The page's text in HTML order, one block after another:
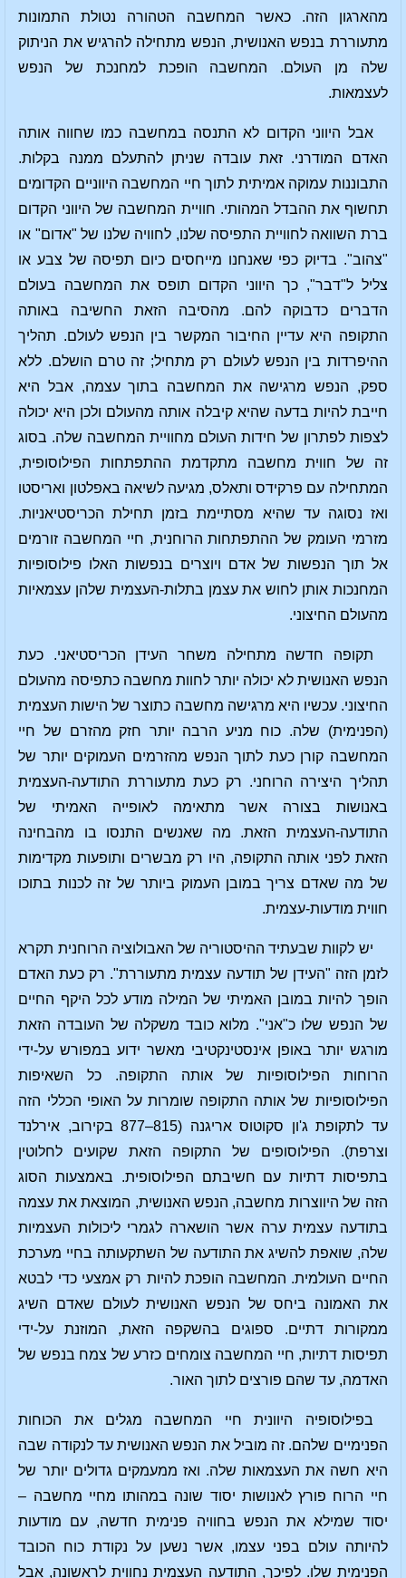
מהארגון הזה. כאשר המחשבה הטהורה נטולת התמונות
מתעוררת בנפש האנושית, הנפש מתחילה להרגיש את הניתוק
שלה מן העולם. המחשבה הופכת למחנכת של הנפש
לעצמאות.
אבל היווני הקדום לא התנסה במחשבה כמו שחווה אותה
האדם המודרני. זאת עובדה שניתן להתעלם ממנה בקלות.
התבוננות עמוקה אמיתית לתוך חיי המחשבה היווניים הקדומים
תחשוף את ההבדל המהותי. חוויית המחשבה של היווני הקדום
ברת השוואה לחוויית התפיסה שלנו, לחוויה שלנו של "אדום" או
"צהוב". בדיוק כפי שאנחנו מייחסים כיום תפיסה של צבע או
צליל ל"דבר", כך היווני הקדום תופס את המחשבה בעולם
הדברים כדבוקה להם. מהסיבה הזאת החשיבה באותה
התקופה היא עדיין החיבור המקשר בין הנפש לעולם. תהליך
ההיפרדות בין הנפש לעולם רק מתחיל; זה טרם הושלם. ללא
ספק, הנפש מרגישה את המחשבה בתוך עצמה, אבל היא
חייבת להיות בדעה שהיא קיבלה אותה מהעולם ולכן היא יכולה
לצפות לפתרון של חידות העולם מחוויית המחשבה שלה. בסוג
זה של חווית מחשבה מתקדמת ההתפתחות הפילוסופית,
המתחילה עם פרקידס ותאלס, מגיעה לשיאה באפלטון ואריסטו
ואז נסוגה עד שהיא מסתיימת בזמן תחילת הכריסטיאניות.
מזרמי העומק של ההתפתחות הרוחנית, חיי המחשבה זורמים
אל תוך הנפשות של אדם ויוצרים בנפשות האלו פילוסופיות
המחנכות אותן לחוש את עצמן בתלות-העצמית שלהן עצמאיות
מהעולם החיצוני.
תקופה חדשה מתחילה משחר העידן הכריסטיאני. כעת
הנפש האנושית לא יכולה יותר לחוות מחשבה כתפיסה מהעולם
החיצוני. עכשיו היא מרגישה מחשבה כתוצר של הישות העצמית
(הפנימית) שלה. כוח מניע הרבה יותר חזק מהזרם של חיי
המחשבה קורן כעת לתוך הנפש מהזרמים העמוקים יותר של
תהליך היצירה הרוחני. רק כעת מתעוררת התודעה-העצמית
באנושות בצורה אשר מתאימה לאופייה האמיתי של
התודעה-העצמית הזאת. מה שאנשים התנסו בו מהבחינה
הזאת לפני אותה התקופה, היו רק מבשרים ותופעות מקדימות
של מה שאדם צריך במובן העמוק ביותר של זה לכנות בתוכו
חווית מודעות-עצמית.
יש לקוות שבעתיד ההיסטוריה של האבולוציה הרוחנית תקרא
לזמן הזה "העידן של תודעה עצמית מתעוררת". רק כעת האדם
הופך להיות במובן האמיתי של המילה מודע לכל היקף החיים
של הנפש שלו כ"אני". מלוא כובד משקלה של העובדה הזאת
מורגש יותר באופן אינסטינקטיבי מאשר ידוע במפורש על-ידי
הרוחות הפילוסופיות של אותה התקופה. כל השאיפות
הפילוסופיות של אותה התקופה שומרות על האופי הכללי הזה
עד לתקופת ג'ון סקוטוס אריגנה (‏815–877 בקירוב, אירלנד
וצרפת). הפילוסופים של התקופה הזאת שקועים לחלוטין
בתפיסות דתיות עם חשיבתם הפילוסופית. באמצעות הסוג
הזה של היווצרות מחשבה, הנפש האנושית, המוצאת את עצמה
בתודעה עצמית ערה אשר הושארה לגמרי ליכולות העצמיות
שלה, שואפת להשיג את התודעה של השתקעותה בחיי מערכת
החיים העולמית. המחשבה הופכת להיות רק אמצעי כדי לבטא
את האמונה ביחס של הנפש האנושית לעולם שאדם השיג
ממקורות דתיים. ספוגים בהשקפה הזאת, המוזנת על-ידי
תפיסות דתיות, חיי המחשבה צומחים כזרע של צמח בנפש של
האדמה, עד שהם פורצים לתוך האור.
בפילוסופיה היוונית חיי המחשבה מגלים את הכוחות
הפנימיים שלהם. זה מוביל את הנפש האנושית עד לנקודה שבה
היא חשה את העצמאות שלה. ואז ממעמקים גדולים יותר של
חיי הרוח פורץ לאנושות יסוד שונה במהותו מחיי מחשבה –
יסוד שמילא את הנפש בחוויה פנימית חדשה, עם מודעות
להיותה עולם בפני עצמו, אשר נשען על נקודת כוח הכובד
הפנימית שלו. לפיכך, התודעה העצמית נחווית לראשונה, אבל